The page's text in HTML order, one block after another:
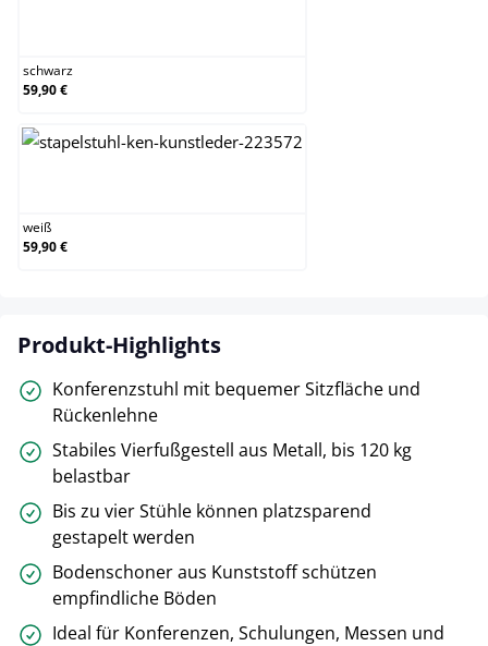
schwarz
59,90 €
weiß
59,90 €
Produkt-Highlights
Konferenzstuhl mit bequemer Sitzfläche und
Rückenlehne
Stabiles Vierfußgestell aus Metall, bis 120 kg
belastbar
Bis zu vier Stühle können platzsparend
gestapelt werden
Bodenschoner aus Kunststoff schützen
empfindliche Böden
Ideal für Konferenzen, Schulungen, Messen und